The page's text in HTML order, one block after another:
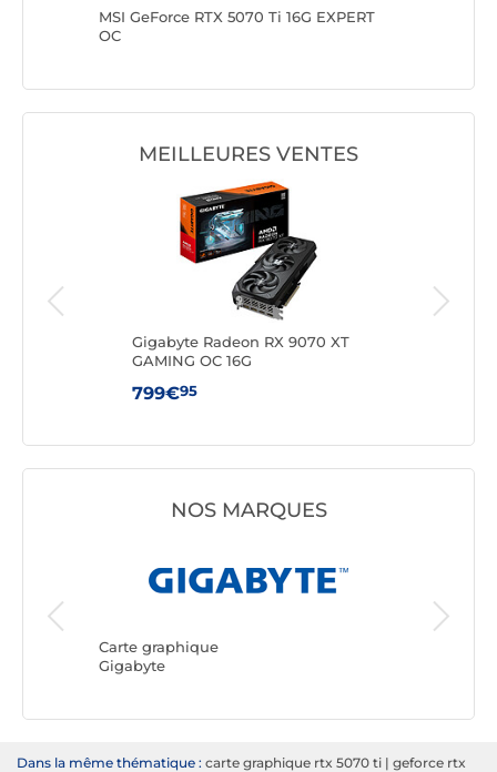
MSI GeForce RTX 5070 Ti 16G EXPERT
OC
MEILLEURES VENTES
Gigabyte Radeon RX 9070 XT
GAMING OC 16G
799€95
NOS MARQUES
Carte graphique
Gigabyte
Carte
ASUS
Dans la même thématique : carte graphique rtx 5070 ti | geforce rtx